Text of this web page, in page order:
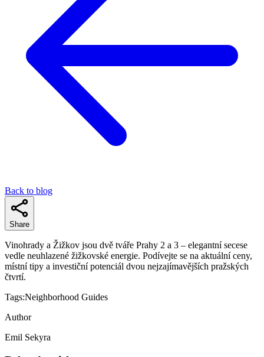
Back to blog
Share
Vinohrady a Žižkov jsou dvě tváře Prahy 2 a 3 – elegantní secese
vedle neuhlazené žižkovské energie. Podívejte se na aktuální ceny,
místní tipy a investiční potenciál dvou nejzajímavějších pražských
čtvrtí.
Tags:Neighborhood Guides
Author
Emil Sekyra